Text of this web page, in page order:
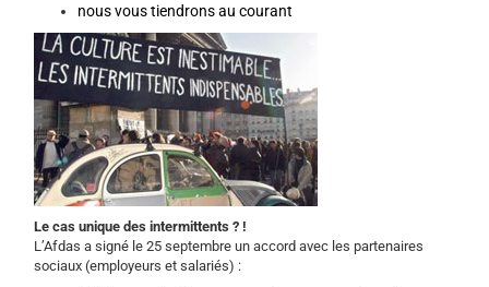
nous vous tiendrons au courant
Le cas unique des intermittents ? !
L’Afdas a signé le 25 septembre unaccord avec les partenaires
sociaux (employeurs et salariés) :